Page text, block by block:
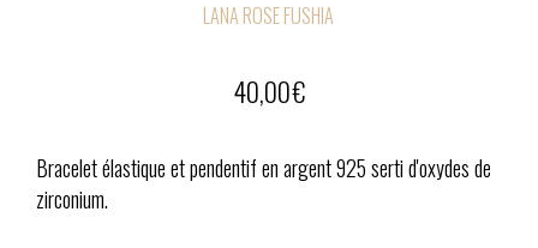
LANA ROSE FUSHIA
40,00€
Bracelet élastique et pendentif en argent 925 serti d'oxydes de
zirconium.